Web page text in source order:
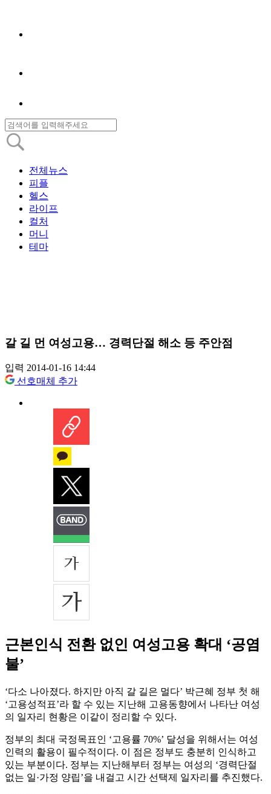
전체뉴스
피플
헬스
라이프
컬처
머니
테마
갈 길 먼 여성고용… 경력단절 해소 등 주안점
입력 2014-01-16 14:44
선호매체 추가
근본인식 전환 없인 여성고용 확대 ‘공염
불’
‘다소 나아졌다. 하지만 아직 갈 길은 멀다’ 박근혜 정부 첫 해
‘고용성적표’라 할 수 있는 지난해 고용동향에서 나타난 여성
의 일자리 현황은 이같이 정리할 수 있다.
정부의 최대 국정목표인 ‘고용률 70%’ 달성을 위해서는 여성
인력의 활용이 필수적이다. 이 점은 정부도 충분히 인식하고
있는 부분이다. 정부는 지난해부터 정부는 여성의 ‘경력단절
없는 일·가정 양립’을 내걸고 시간 선택제 일자리를 추진했다.